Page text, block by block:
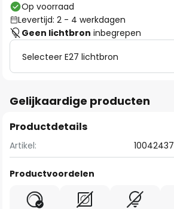
Op voorraad
Levertijd: 2 - 4 werkdagen
Geen lichtbron inbegrepen
Selecteer E27 lichtbron
Gelijkaardige producten
Productdetails
Artikel: 10042437
Productvoordelen